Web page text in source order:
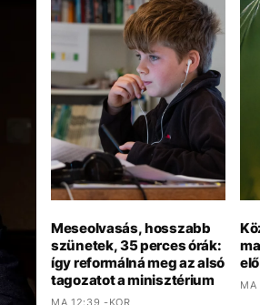
Meseolvasás, hosszabb
szünetek, 35 perces órák:
így reformálná meg az alsó
tagozatot a minisztérium
MA 12:39 -KOR
MA